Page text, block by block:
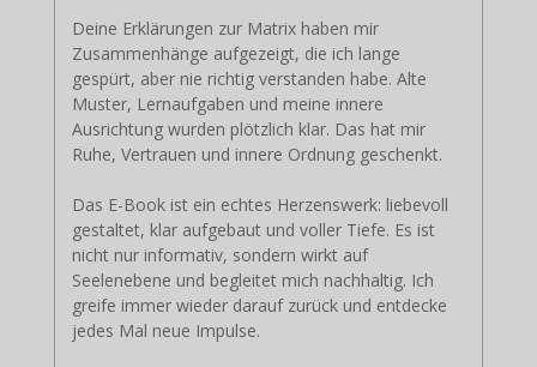
Deine Erklärungen zur Matrix haben mir
Zusammenhänge aufgezeigt, die ich lange
gespürt, aber nie richtig verstanden habe. Alte
Muster, Lernaufgaben und meine innere
Ausrichtung wurden plötzlich klar. Das hat mir
Ruhe, Vertrauen und innere Ordnung geschenkt.
Das E-Book ist ein echtes Herzenswerk: liebevoll
gestaltet, klar aufgebaut und voller Tiefe. Es ist
nicht nur informativ, sondern wirkt auf
Seelenebene und begleitet mich nachhaltig. Ich
greife immer wieder darauf zurück und entdecke
jedes Mal neue Impulse.